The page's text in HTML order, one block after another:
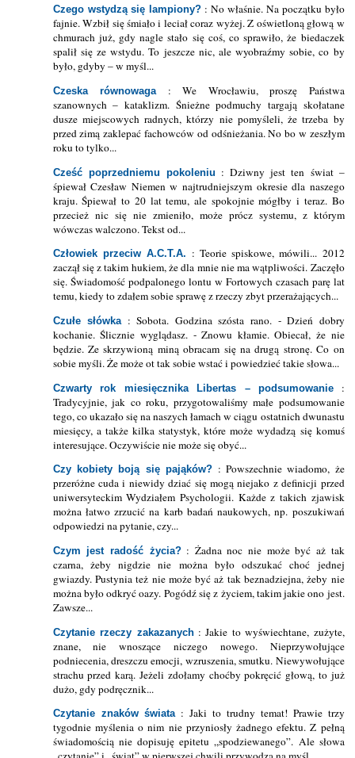
Czego wstydzą się lampiony? : No właśnie. Na początku było
fajnie. Wzbił się śmiało i leciał coraz wyżej. Z oświetloną głową w
chmurach już, gdy nagle stało się coś, co sprawiło, że biedaczek
spalił się ze wstydu. To jeszcze nic, ale wyobraźmy sobie, co by
było, gdyby – w myśl...
Czeska równowaga: We Wrocławiu, proszę Państwa
szanownych – kataklizm. Śnieżne podmuchy targają skołatane
dusze miejscowych radnych, którzy nie pomyśleli, że trzeba by
przed zimą zaklepać fachowców od odśnieżania. No bo w zeszłym
roku to tylko...
Cześć poprzedniemu pokoleniu : Dziwny jest ten świat –
śpiewał Czesław Niemen w najtrudniejszym okresie dla naszego
kraju. Śpiewał to 20 lat temu, ale spokojnie mógłby i teraz. Bo
przecież nic się nie zmieniło, może prócz systemu, z którym
wówczas walczono. Tekst od...
Człowiek przeciw A.C.T.A. : Teorie spiskowe, mówili... 2012
zaczął się z takim hukiem, że dla mnie nie ma wątpliwości. Zaczęło
się. Świadomość podpalonego lontu w Fortowych czasach parę lat
temu, kiedy to zdałem sobie sprawę z rzeczy zbyt przerażających...
Czułe słówka: Sobota. Godzina szósta rano. - Dzień dobry
kochanie. Ślicznie wyglądasz. - Znowu kłamie. Obiecał, że nie
będzie. Ze skrzywioną miną obracam się na drugą stronę. Co on
sobie myśli. Że może ot tak sobie wstać i powiedzieć takie słowa...
Czwarty rok miesięcznika Libertas – podsumowanie
:
Tradycyjnie, jak co roku, przygotowaliśmy małe podsumowanie
tego, co ukazało się na naszych łamach w ciągu ostatnich dwunastu
miesięcy, a także kilka statystyk, które może wydadzą się komuś
interesujące. Oczywiście nie może się obyć...
Czy kobiety boją się pająków? : Powszechnie wiadomo, że
przeróżne cuda i niewidy dziać się mogą niejako z definicji przed
uniwersyteckim Wydziałem Psychologii. Każde z takich zjawisk
można łatwo zrzucić na karb badań naukowych, np. poszukiwań
odpowiedzi na pytanie, czy...
Czym jest radość życia?: Żadna noc nie może być aż tak
czarna, żeby nigdzie nie można było odszukać choć jednej
gwiazdy. Pustynia też nie może być aż tak beznadziejna, żeby nie
można było odkryć oazy. Pogódź się z życiem, takim jakie ono jest.
Zawsze...
Czytanie rzeczy zakazanych: Jakie to wyświechtane, zużyte,
znane, nie wnoszące niczego nowego. Nieprzywołujące
podniecenia, dreszczu emocji, wzruszenia, smutku. Niewywołujące
strachu przed karą. Jeżeli zdołamy choćby pokręcić głową, to już
dużo, gdy podręcznik...
Czytanie znaków świata: Jaki to trudny temat! Prawie trzy
tygodnie myślenia o nim nie przyniosły żadnego efektu. Z pełną
świadomością nie dopisuję epitetu „spodziewanego”. Ale słowa